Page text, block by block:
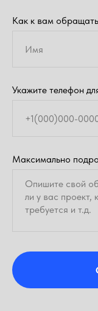
Как к вам
Укажите телефон
Максимально